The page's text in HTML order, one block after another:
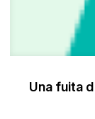
Una fuita